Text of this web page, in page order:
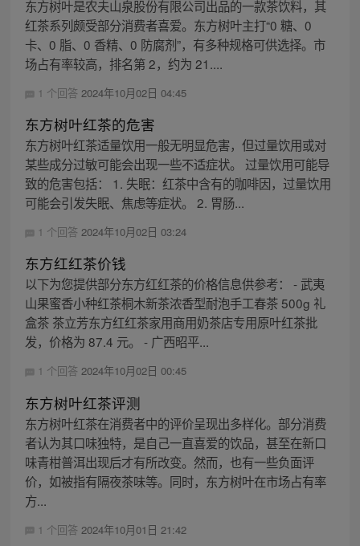
东方树叶是农夫山泉股份有限公司出品的一款茶饮料，其
红茶系列颇受部分消费者喜爱。东方树叶主打“0 糖、0
卡、0 脂、0 香精、0 防腐剂”，有多种规格可供选择。市
场占有率较高，排名第 2，约为 21....
1 个回答 2024年10月02日 04:45
东方树叶红茶的危害
东方树叶红茶适量饮用一般无明显危害，但过量饮用或对
某些成分过敏可能会出现一些不适症状。 过量饮用可能导
致的危害包括： 1. 失眠：红茶中含有的咖啡因，过量饮用
可能会引发失眠、焦虑等症状。 2. 胃肠...
1 个回答 2024年10月02日 03:24
东方红红茶价钱
以下为您提供部分东方红红茶的价格信息供参考： - 武夷
山果蜜香小种红茶桐木新茶浓香型耐泡手工春茶 500g 礼
盒茶 茶立芳东方红红茶家用商用奶茶店专用原叶红茶批
发，价格为 87.4 元。 - 广西昭平...
1 个回答 2024年10月02日 00:45
东方树叶红茶评测
东方树叶红茶在消费者中的评价呈现出多样化。部分消费
者认为其口味独特，是自己一直喜爱的饮品，甚至在新口
味青柑普洱出现后才有所改变。然而，也有一些负面评
价，如被指有隔夜茶味等。同时，东方树叶在市场占有率
方...
1 个回答 2024年10月01日 21:42